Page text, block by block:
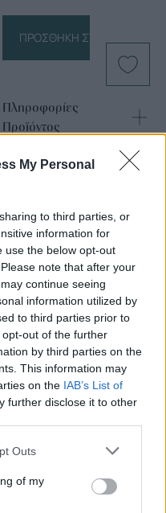
My Personal
to third parties, or
information for
use the below opt-out
note that after your
continue seeing
information utilized by
to third parties prior to
out of the further
by third parties on the
This information may
on the IAB’s List of
further disclose it to other
Outs
of my
ΠΡΟΣΘΉΚΗ ΣΤΟ ΚΑΛΆΘΙ
Πληροφορίες
Προϊόντος
περισσότερο!
που ξεχωρίζουν για
τους ποιότητα.